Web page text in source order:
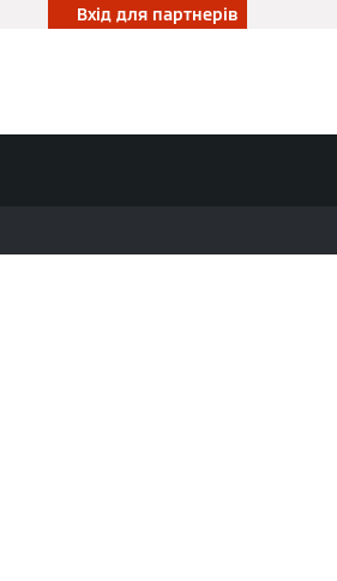
Вхід для партнерів